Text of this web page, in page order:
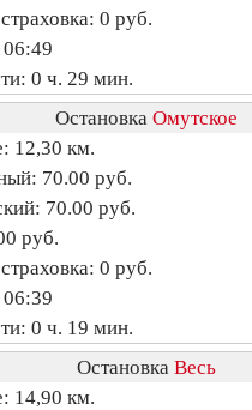
0 руб.
0 ч. 29 мин.
Остановка Омутское
12,30 км.
70.00 руб.
70.00 руб.
руб.
0 руб.
0 ч. 19 мин.
Остановка Весь
14,90 км.